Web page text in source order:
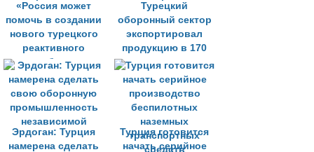
«Россия может
помочь в создании
нового турецкого
реактивного
истребителя»
Турецкий
оборонный сектор
экспортировал
продукцию в 170
стран
Эрдоган: Турция
намерена сделать
Турция готовится
начать серийное